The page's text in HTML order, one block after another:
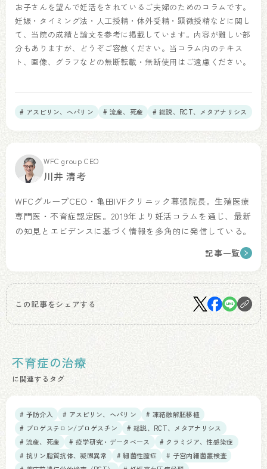
お子さんを望んで妊活をされているご夫婦のためのコラムです。
妊娠・タイミング法・人工授精・体外受精・顕微授精などに関し
て、当院の成績と論文を参考に掲載しています。内容が難しい部
分もありますが、どうぞご容赦ください。当コラム内のテキス
ト、画像、グラフなどの無断転載・無断使用はご遠慮ください。
# アスピリン、ヘパリン # 流産、死産 # 総説、RCT、メタアナリシス
WFC group CEO
川井 清考
WFCグループCEO・亀田IVFクリニック幕張院長。生殖医療
専門医・不育症認定医。2019年より妊活コラムを通じ、最新
の知見とエビデンスに基づく情報を多角的に発信している。
記事一覧
この記事をシェアする
不育症の治療
に関連するタグ
# 予防介入 # アスピリン、ヘパリン
# 凍結融解胚移植
# プロゲステロン/プロゲスチン
# 総説、RCT、メタアナリシス
# 流産、死産
# 疫学研究・データベース
# クラミジア、性感染症
# 抗リン脂質抗体、凝固異常
# 細菌性膣症
# 子宮内細菌叢検査